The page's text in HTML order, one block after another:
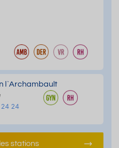
l`Archambault
24
stations